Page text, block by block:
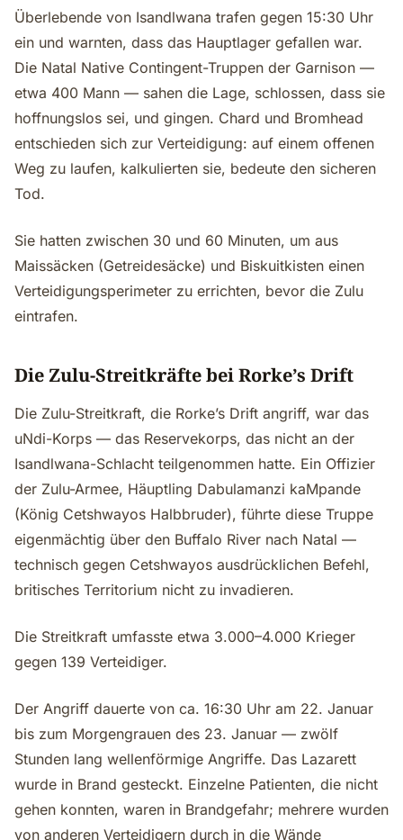
Überlebende von Isandlwana trafen gegen 15:30 Uhr
ein und warnten, dass das Hauptlager gefallen war.
Die Natal Native Contingent-Truppen der Garnison —
etwa 400 Mann — sahen die Lage, schlossen, dass sie
hoffnungslos sei, und gingen. Chard und Bromhead
entschieden sich zur Verteidigung: auf einem offenen
Weg zu laufen, kalkulierten sie, bedeute den sicheren
Tod.
Sie hatten zwischen 30 und 60 Minuten, um aus
Maissäcken (Getreidesäcke) und Biskuitkisten einen
Verteidigungsperimeter zu errichten, bevor die Zulu
eintrafen.
Die Zulu-Streitkräfte bei Rorke’s Drift
Die Zulu-Streitkraft, die Rorke’s Drift angriff, war das
uNdi-Korps — das Reservekorps, das nicht an der
Isandlwana-Schlacht teilgenommen hatte. Ein Offizier
der Zulu-Armee, Häuptling Dabulamanzi kaMpande
(König Cetshwayos Halbbruder), führte diese Truppe
eigenmächtig über den Buffalo River nach Natal —
technisch gegen Cetshwayos ausdrücklichen Befehl,
britisches Territorium nicht zu invadieren.
Die Streitkraft umfasste etwa 3.000–4.000 Krieger
gegen 139 Verteidiger.
Der Angriff dauerte von ca. 16:30 Uhr am 22. Januar
bis zum Morgengrauen des 23. Januar — zwölf
Stunden lang wellenförmige Angriffe. Das Lazarett
wurde in Brand gesteckt. Einzelne Patienten, die nicht
gehen konnten, waren in Brandgefahr; mehrere wurden
von anderen Verteidigern durch in die Wände